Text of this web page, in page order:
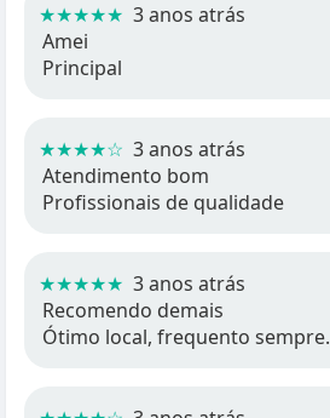
★★★★★ 3 anos atrás
Amei
Principal
★★★★☆ 3 anos atrás
Atendimento bom
Profissionais de qualidade
★★★★★ 3 anos atrás
Recomendo demais
Ótimo local, frequento sempre.